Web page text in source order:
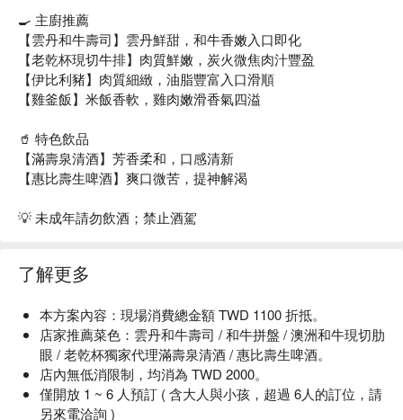
🍳 主廚推薦
【雲丹和牛壽司】雲丹鮮甜，和牛香嫩入口即化
【老乾杯現切牛排】肉質鮮嫩，炭火微焦肉汁豐盈
【伊比利豬】肉質細緻，油脂豐富入口滑順
【雞釜飯】米飯香軟，雞肉嫩滑香氣四溢
🥤 特色飲品
【滿壽泉清酒】芳香柔和，口感清新
【惠比壽生啤酒】爽口微苦，提神解渴
💡 未成年請勿飲酒；禁止酒駕
了解更多
本方案內容：現場消費總金額 TWD 1100 折抵。
店家推薦菜色：雲丹和牛壽司 / 和牛拼盤 / 澳洲和牛現切肋
眼 / 老乾杯獨家代理滿壽泉清酒 / 惠比壽生啤酒。
店內無低消限制，均消為 TWD 2000。
僅開放 1 ~ 6 人預訂 ( 含大人與小孩，超過 6人的訂位，請
另來電洽詢 )